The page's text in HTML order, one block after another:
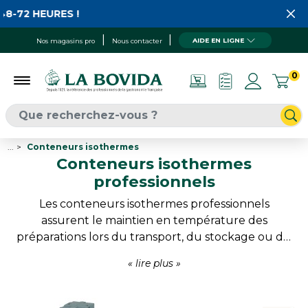
Nos magasins pro Nous contacter AIDE EN LIGNE
0
!
Conteneurs isothermes
Conteneurs isothermes
professionnels
Les conteneurs isothermes professionnels
assurent le maintien en température des
préparations lors du transport, du stockage ou du
leurs qualités grâce à des équipements conçus
collectivités, cuisines centrales et professionnels de